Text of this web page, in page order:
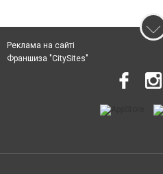
Реклама на сайті
Франшиза "CitySites"